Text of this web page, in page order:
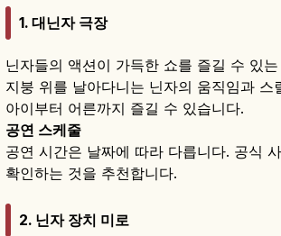
1. 대닌자 극장
닌자들의 액션이 가득한 쇼를 즐길 수 있
지붕 위를 날아다니는 닌자의 움직임과 스
아이부터 어른까지 즐길 수 있습니다.
공연 스케줄
공연 시간은 날짜에 따라 다릅니다. 공식
확인하는 것을 추천합니다.
2. 닌자 장치 미로